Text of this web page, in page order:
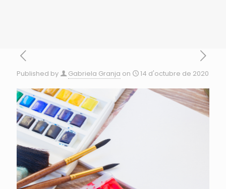
Published by Gabriela Granja on 14 d'octubre de 2020